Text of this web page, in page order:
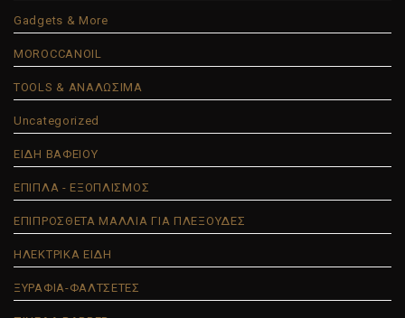
Gadgets & More
MOROCCANOIL
TOOLS & ΑΝΑΛΩΣΙΜΑ
Uncategorized
ΕΙΔΗ ΒΑΦΕΙΟΥ
ΕΠΙΠΛΑ - ΕΞΟΠΛΙΣΜΟΣ
ΕΠΙΠΡΟΣΘΕΤΑ ΜΑΛΛΙΑ ΓΙΑ ΠΛΕΞΟΥΔΕΣ
ΗΛΕΚΤΡΙΚΑ ΕΙΔΗ
ΞΥΡΑΦΙΑ-ΦΑΛΤΣΕΤΕΣ